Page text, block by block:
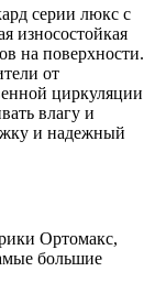
серии люкс с
износостойкая
на поверхности.
от
циркуляции
влагу и
и надежный
Ортомакс,
большие